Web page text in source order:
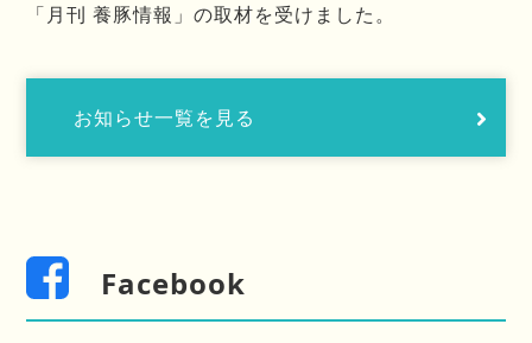
「月刊 養豚情報」の取材を受けました。
お知らせ一覧を見る
Facebook